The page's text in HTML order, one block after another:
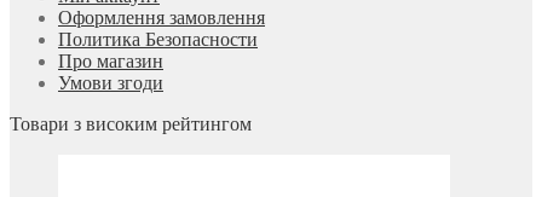
Оформлення замовлення
Политика Безопасности
Про магазин
Умови згоди
Товари з високим рейтингом